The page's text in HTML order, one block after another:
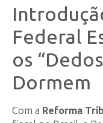
Federal
os
Dormem
Com a Reforma